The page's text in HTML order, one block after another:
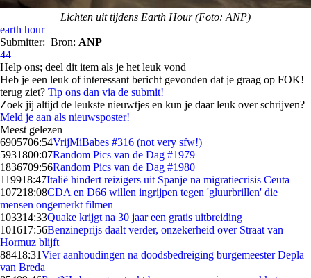
Lichten uit tijdens Earth Hour (Foto: ANP)
earth hour
Submitter: Bron: ANP
44
Help ons; deel dit item als je het leuk vond
Heb je een leuk of interessant bericht gevonden dat je graag op FOK!
terug ziet? Tip ons dan via de submit!
Zoek jij altijd de leukste nieuwtjes en kun je daar leuk over schrijven?
Meld je aan als nieuwsposter!
Meest gelezen
6905706:54VrijMiBabes #316 (not very sfw!)
5931800:07Random Pics van de Dag #1979
1836709:56Random Pics van de Dag #1980
119918:47Italië hindert reizigers uit Spanje na migratiecrisis Ceuta
107218:08CDA en D66 willen ingrijpen tegen 'gluurbrillen' die
mensen ongemerkt filmen
103314:33Quake krijgt na 30 jaar een gratis uitbreiding
101617:56Benzineprijs daalt verder, onzekerheid over Straat van
Hormuz blijft
88418:31Vier aanhoudingen na doodsbedreiging burgemeester Depla
van Breda